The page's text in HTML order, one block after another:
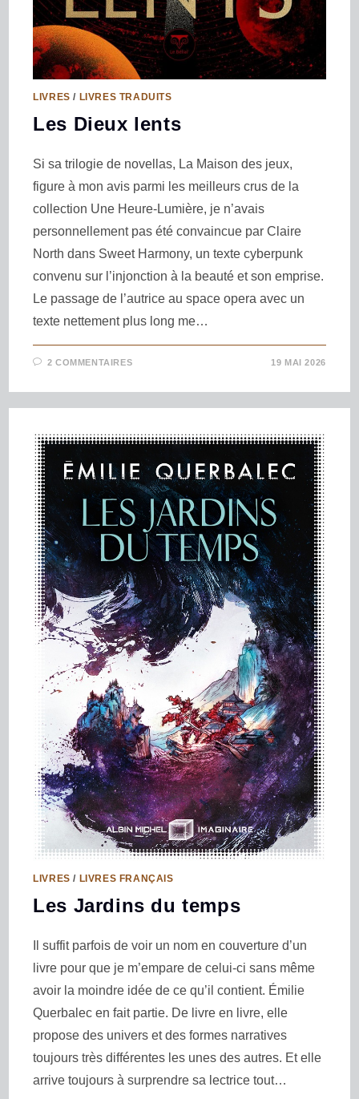
LIVRES / LIVRES TRADUITS
Les Dieux lents
Si sa trilogie de novellas, La Maison des jeux,
figure à mon avis parmi les meilleurs crus de la
collection Une Heure-Lumière, je n’avais
personnellement pas été convaincue par Claire
North dans Sweet Harmony, un texte cyberpunk
convenu sur l’injonction à la beauté et son emprise.
Le passage de l’autrice au space opera avec un
texte nettement plus long me…
2 COMMENTAIRES 19 MAI 2026
LIVRES / LIVRES FRANÇAIS
Les Jardins du temps
Il suffit parfois de voir un nom en couverture d’un
livre pour que je m’empare de celui-ci sans même
avoir la moindre idée de ce qu’il contient. Émilie
Querbalec en fait partie. De livre en livre, elle
propose des univers et des formes narratives
toujours très différentes les unes des autres. Et elle
arrive toujours à surprendre sa lectrice tout…